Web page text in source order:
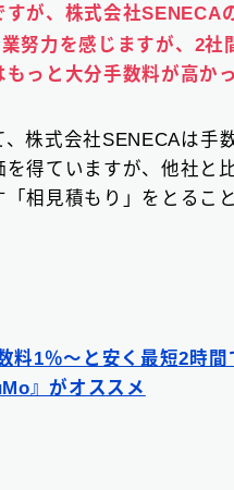
すが、株式会社SENECA
努力を感じますが、2社
もっと大分手数料が高か
、株式会社SENECAは手
を得ていますが、他社と
「相見積もり」をとるこ
料1％〜と安く最短2時
』がオススメ